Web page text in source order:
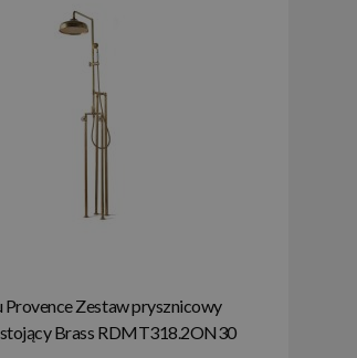
Provence Zestaw prysznicowy
Brass RDMT318.2ON30